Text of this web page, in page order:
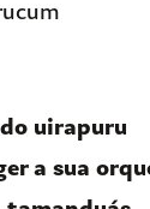
uirapuru
a sua